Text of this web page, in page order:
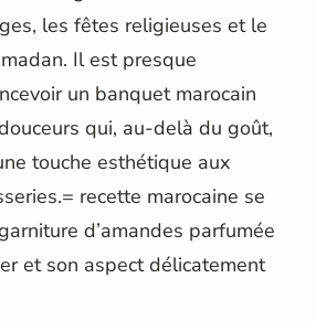
les fêtes religieuses et le
Il est presque
un banquet marocain
qui, au-delà du goût,
touche esthétique aux
recette marocaine se
d’amandes parfumée
et son aspect délicatement